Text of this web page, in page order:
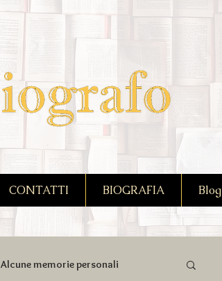
CONTATTI BIOGRAFIA Blog
Alcune memorie personali